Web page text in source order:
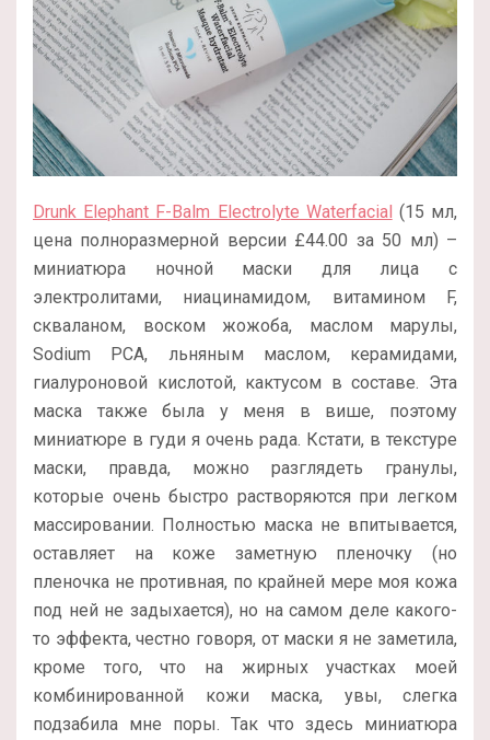
Drunk Elephant F-Balm Electrolyte Waterfacial (15 мл,
цена полноразмерной версии £44.00 за 50 мл) –
миниатюра ночной маски для лица с
электролитами, ниацинамидом, витамином F,
скваланом, воском жожоба, маслом марулы,
Sodium PCA, льняным маслом, керамидами,
гиалуроновой кислотой, кактусом в составе. Эта
маска также была у меня в више, поэтому
миниатюре в гуди я очень рада. Кстати, в текстуре
маски, правда, можно разглядеть гранулы,
которые очень быстро растворяются при легком
массировании. Полностью маска не впитывается,
оставляет на коже заметную пленочку (но
пленочка не противная, по крайней мере моя кожа
под ней не задыхается), но на самом деле какого-
то эффекта, честно говоря, от маски я не заметила,
кроме того, что на жирных участках моей
комбинированной кожи маска, увы, слегка
подзабила мне поры. Так что здесь миниатюра